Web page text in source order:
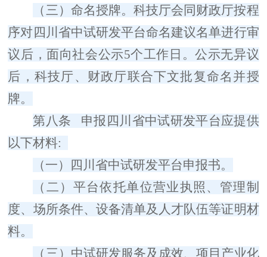
（三）命名授牌。 科技厅会同财政厅按程
序对四川省中试研发平台命名建议名单进行审
议后，面向社会公示5个工作日。公示无异议
后，科技厅、财政厅联合下文批复命名并授
牌。
第八条
申报四川省中试研发平台应提供
以下材料:
（一）
四川省中试研发平台申报书。
（二） 平台依托单位营业执照、管理制
度、场所条件、设备清单及人才队伍等证明材
料。
（三） 中试研发服务及成效、项目 产业化